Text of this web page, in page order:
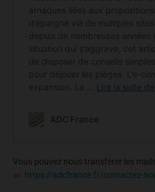
Vous pouvez nous transférer les
https://adcfrance.fr/contactez-